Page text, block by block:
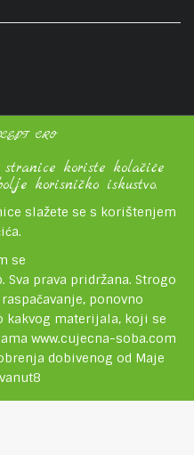
CRO
koriste kolačiće
korisničko iskustvo.
slažete se s korištenjem
se
Sva prava pridržana. Strogo
ponovno
materijala, koji se
www.cujecna-soba.com
dobivenog od Maje